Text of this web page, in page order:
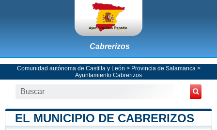
Cabrerizos
Comunidad autónoma de Castilla y León > Provincia de Salamanca >
Ayuntamiento Cabrerizos
EL MUNICIPIO DE CABRERIZOS